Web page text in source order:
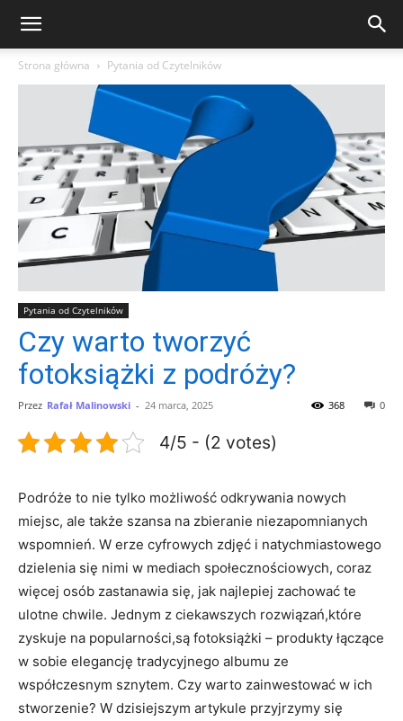
Strona główna Pytania od Czytelników
Pytania od Czytelników
Czy warto tworzyć
fotoksiążki z podróży?
Przez Rafał Malinowski - 24 marca, 2025 0
368
4/5 - (2 votes)
Podróże to ⁢nie tylko możliwość odkrywania​ nowych
miejsc, ale⁤ także szansa ​na zbieranie niezapomnianych
wspomnień. ⁤W erze cyfrowych zdjęć i ‍natychmiastowego
dzielenia ⁣się nimi w mediach społecznościowych, coraz
więcej osób zastanawia ‌się, jak najlepiej zachować te
ulotne chwile. Jednym z ciekawszych rozwiązań,które
zyskuje na popularności,są ‌fotoksiążki‌ – produkty łączące
w sobie elegancję tradycyjnego albumu ze
współczesnym sznytem. Czy warto zainwestować w ich
stworzenie? W​ dzisiejszym artykule przyjrzymy się ​